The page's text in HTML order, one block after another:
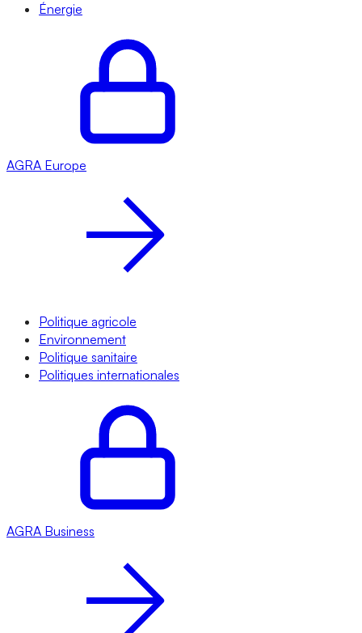
Énergie
AGRA Europe
Politique agricole
Environnement
Politique sanitaire
Politiques internationales
AGRA Business